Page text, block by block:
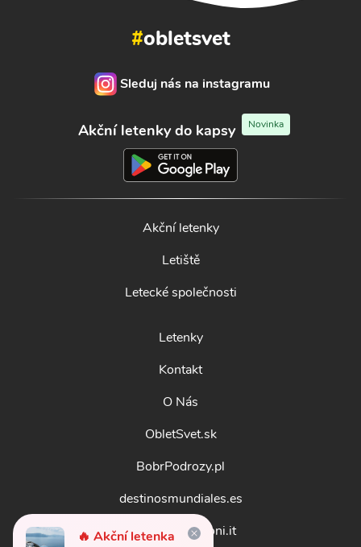
🔥 Akční letenka
#obletsvet
Sleduj nás na instagramu
Akční letenky do kapsy Novinka
Akční letenky
Letiště
Letecké společnosti
Letenky
Kontakt
O Nás
ObletSvet.sk
BobrPodrozy.pl
destinosmundiales.es
guidadestinazioni.it